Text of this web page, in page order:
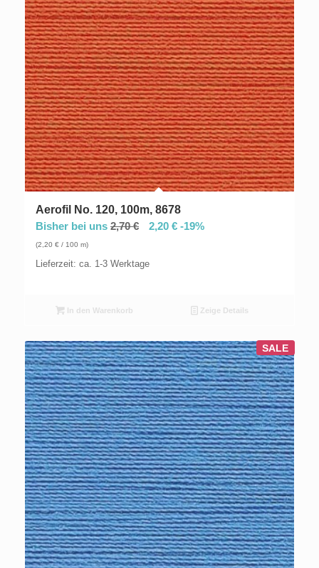
Aerofil No. 120, 100m, 8678
Bisher bei uns 2,70€ 2,20 €-19%
(2,20 €/ 100 m)
Lieferzeit: ca. 1-3 Werktage
In den Warenkorb Zeige Details
SALE